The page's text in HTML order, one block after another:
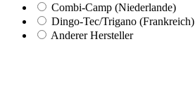
Combi-Camp (Niederlande)
Dingo-Tec/Trigano (Frankreich)
Anderer Hersteller